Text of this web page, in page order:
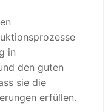
in
den guten
sie die
erfüllen.